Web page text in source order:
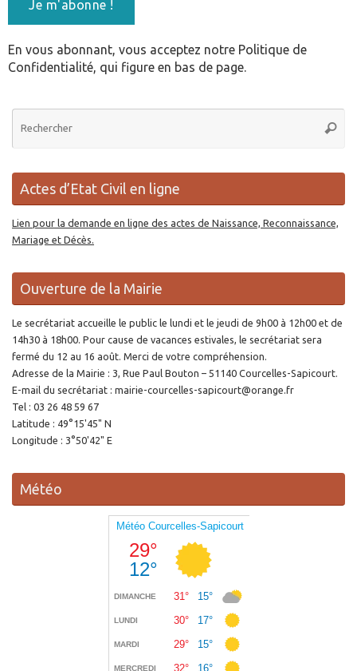
En vous abonnant, vous acceptez notre Politique de
Confidentialité, qui figure en bas de page.
Actes d’Etat Civil en ligne
Lien pour la demande en ligne des actes de Naissance, Reconnaissance,
Mariage et Décès.
Ouverture de la Mairie
Le secrétariat accueille le public le lundi et le jeudi de 9h00 à 12h00 et de
14h30 à 18h00. Pour cause de vacances estivales, le secrétariat sera
fermé du 12 au 16 août. Merci de votre compréhension.
Adresse de la Mairie : 3, Rue Paul Bouton – 51140 Courcelles-Sapicourt.
E-mail du secrétariat : mairie-courcelles-sapicourt@orange.fr
Tel : 03 26 48 59 67
Latitude : 49°15'45" N
Longitude : 3°50'42" E
Météo